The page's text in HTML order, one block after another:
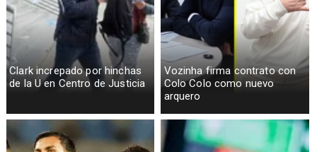
Clark increpado por hinchas
de la U en Centro de Justicia
Vozinha firma contrato con
Colo Colo como nuevo
arquero